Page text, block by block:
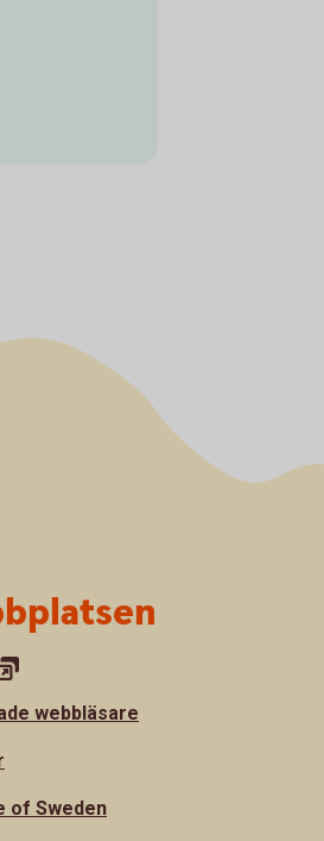
webbläsare
of Sweden